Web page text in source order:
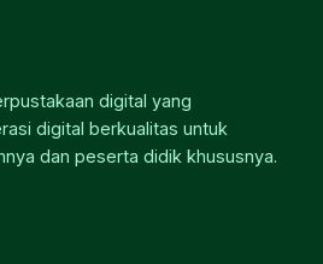
digital yang
digital berkualitas untuk
dan peserta didik khususnya.